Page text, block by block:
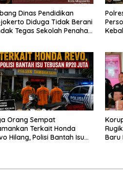
Dinas Pendidikan
Diduga Tidak Berani
Tegas Sekolah Penahan
Orang Sempat
Terkait Honda
Hilang, Polisi Bantah Isu
Baru